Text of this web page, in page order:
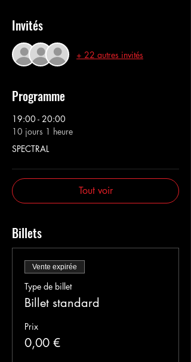
Invités
+ 22 autres invités
Programme
19:00 - 20:00
10 jours 1 heure
SPECTRAL
Tout voir
Billets
Vente expirée
Type de billet
Billet standard
Prix
0,00 €